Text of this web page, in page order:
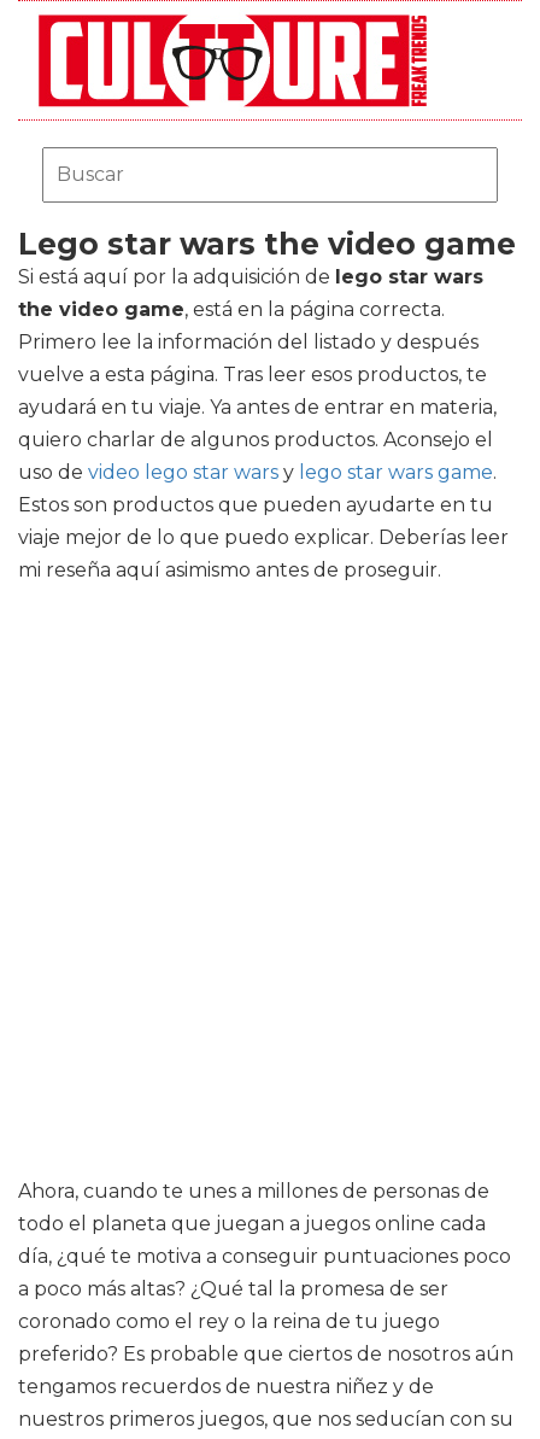
Lego star wars the video game
Si está aquí por la adquisición de lego star wars
the video game, está en la página correcta.
Primero lee la información del listado y después
vuelve a esta página. Tras leer esos productos, te
ayudará en tu viaje. Ya antes de entrar en materia,
quiero charlar de algunos productos. Aconsejo el
uso de video lego star wars y lego star wars game.
Estos son productos que pueden ayudarte en tu
viaje mejor de lo que puedo explicar. Deberías leer
mi reseña aquí asimismo antes de proseguir.
Ahora, cuando te unes a millones de personas de
todo el planeta que juegan a juegos online cada
día, ¿qué te motiva a conseguir puntuaciones poco
a poco más altas? ¿Qué tal la promesa de ser
coronado como el rey o la reina de tu juego
preferido? Es probable que ciertos de nosotros aún
tengamos recuerdos de nuestra niñez y de
nuestros primeros juegos, que nos seducían con su